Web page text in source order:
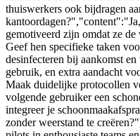
thuiswerkers ook bijdragen
gemotiveerd zijn omdat ze
Geef hen specifieke taken
desinfecteren bij aankomst
gebruik, en extra aandacht
Maak duidelijke protocollen
volgende gebruiker een
integreer je
zonder weerstand te